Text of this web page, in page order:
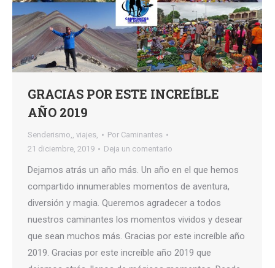
GRACIAS POR ESTE INCREÍBLE
AÑO 2019
Senderismo,, viajes, Por Caminantes
21 diciembre, 2019
Deja un comentario
Dejamos atrás un año más. Un año en el que hemos
compartido innumerables momentos de aventura,
diversión y magia. Queremos agradecer a todos
nuestros caminantes los momentos vividos y desear
que sean muchos más. Gracias por este increíble año
2019. Gracias por este increíble año 2019 que